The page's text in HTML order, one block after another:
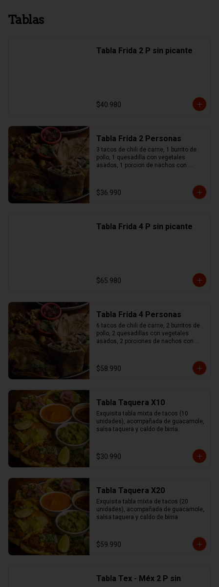
Tablas
Tabla Frida 2 P sin picante
$40.980
Tabla Frida 2 Personas
3 tacos de chili de carne, 1 burrito de
pollo, 1 quesadilla con vegetales
asados, 1 porcion de nachos con
guacamole, sour cream, pico de gallo
$36.990
Tabla Frida 4 P sin picante
$65.980
Tabla Frida 4 Personas
6 tacos de chili de carne, 2 burritos de
pollo, 2 quesadillas con vegetales
asados, 2 porciones de nachos con
guacamole, sour cream, pico de gallo
$58.990
Tabla Taquera X10
Exquisita tabla mixta de tacos (10
unidades), acompañada de guacamole,
salsa taquera y caldo de birria.
$30.990
Tabla Taquera X20
Exquisita tabla mixta de tacos (20
unidades), acompañada de guacamole,
salsa taquera y caldo de birria
$59.990
Tabla Tex - Méx 2 P sin